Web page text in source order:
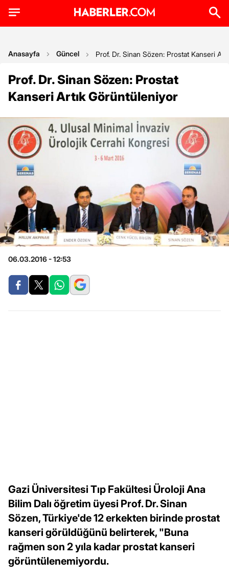
Anasayfa Güncel Prof. Dr. Sinan Sözen: Prostat Kanseri
Prof. Dr. Sinan Sözen: Prostat
Kanseri Artık Görüntüleniyor
06.03.2016 - 12:53
Gazi Üniversitesi Tıp Fakültesi Üroloji Ana
Bilim Dalı öğretim üyesi Prof. Dr. Sinan
Sözen, Türkiye'de 12 erkekten birinde prostat
kanseri görüldüğünü belirterek, "Buna
rağmen son 2 yıla kadar prostat kanseri
görüntülenemiyordu.